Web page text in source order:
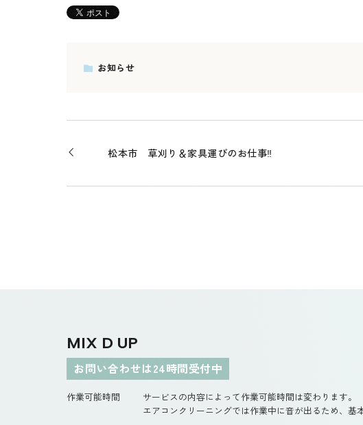
お知らせ
松本市 草刈り＆家具運びのお仕事‼️
MIX D UP
お問い合わせは24時間受付中
作業可能時間
サービスの内容によって作業可能時間は変わります。
エアコンクリーニングでは作業中に音が出るため、基